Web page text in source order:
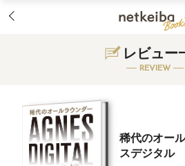
レビュー
REVIEW
稀代のオー
スデジタル